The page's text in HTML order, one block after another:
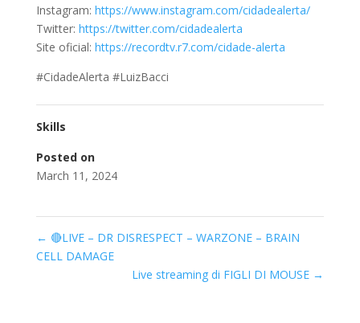
Instagram: https://www.instagram.com/cidadealerta/
Twitter: https://twitter.com/cidadealerta
Site oficial: https://recordtv.r7.com/cidade-alerta
#CidadeAlerta #LuizBacci
Skills
Posted on
March 11, 2024
← 🔴LIVE – DR DISRESPECT – WARZONE – BRAIN
CELL DAMAGE
Live streaming di FIGLI DI MOUSE →